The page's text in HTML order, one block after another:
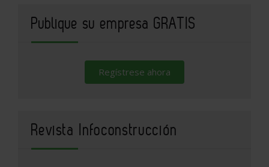
Publique su empresa GRATIS
Regístrese ahora
Revista Infoconstrucción